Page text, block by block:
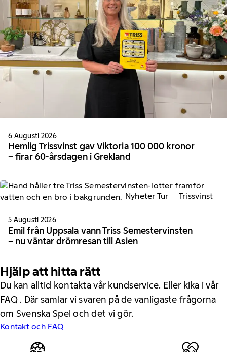
6 Augusti 2026
Hemlig Trissvinst gav Viktoria 100 000 kronor
– firar 60-årsdagen i Grekland
Nyheter Tur Trissvinst
5 Augusti 2026
Emil från Uppsala vann Triss Semestervinsten
– nu väntar drömresan till Asien
Hjälp att hitta rätt
Du kan alltid kontakta vår kundservice. Eller kika i vår
FAQ . Där samlar vi svaren på de vanligaste frågorna
om Svenska Spel och det vi gör.
Kontakt och FAQ